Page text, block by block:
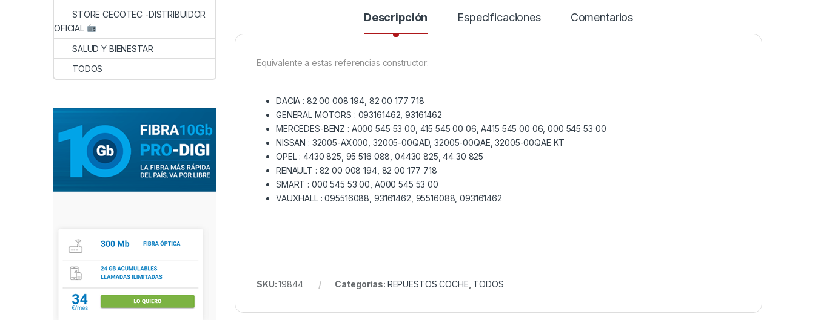
Descripción Especificaciones Comentarios
Equivalente a estas referencias constructor:
DACIA : 82 00 008 194, 82 00 177 718
GENERAL MOTORS : 093161462, 93161462
MERCEDES-BENZ : A000 545 53 00, 415 545 00 06, A415 545 00 06, 000 545 53 00
NISSAN : 32005-AX000, 32005-00QAD, 32005-00QAE, 32005-00QAE KT
OPEL :4430 825, 95 516 088, 04430 825, 44 30 825
RENAULT : 82 00 008 194, 82 00 177 718
SMART : 000 545 53 00, A000 545 53 00
VAUXHALL :095516088, 93161462, 95516088, 093161462
SKU:19844 Categorías: REPUESTOS COCHE, TODOS
STORE CECOTEC -DISTRIBUIDOR
OFICIAL
SALUD Y BIENESTAR
TODOS